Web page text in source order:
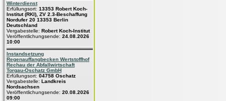
Winterdienst
Erfüllungsort: 13353 Robert Koch-
Institut (RKI), ZV 2.3-Beschaffung
Nordufer 20 13353 Berlin
Deutschland
Vergabestelle: Robert Koch-Institut
Veröffentlichungsende: 24.08.2026
10:00
Instandsetzung
Regenauffangbecken Wertstoffhof
Rechau der Abfallwirtschaft
Torgau-Oschatz GmbH
Erfüllungsort: 04758 Oschatz
Vergabestelle: Landkreis
Nordsachsen
Veröffentlichungsende: 20.08.2026
09:00